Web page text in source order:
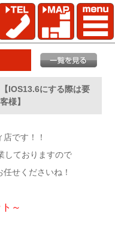
IOS13.6にする際は要
様】
です！！
しておりますので
せくださいね！
～